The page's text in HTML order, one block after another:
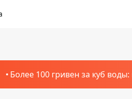
Более 100 гривен за куб